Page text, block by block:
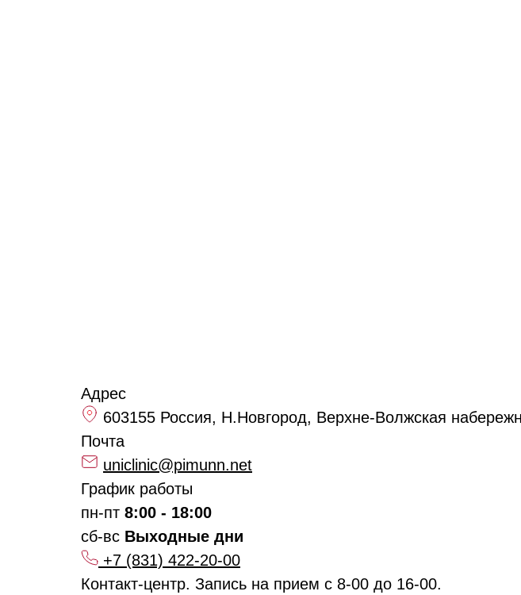
Адрес
603155 Россия, Н.Новгород, Верхне-Волжская
Почта
uniclinic@pimunn.net
График работы
пн-пт 8:00 - 18:00
сб-вс Выходные дни
+7 (831) 422-20-00
Контакт-центр. Запись на прием с 8-00 до 16-00.